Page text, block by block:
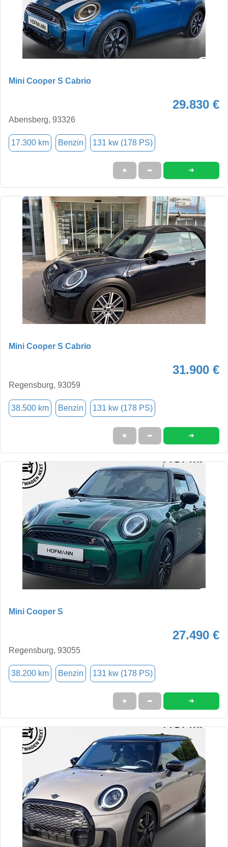
Mini Cooper S Cabrio
29.830 €
Abensberg, 93326
17.300 km Benzin 131 kw (178 PS)
★ ➦ ➜
Mini Cooper S Cabrio
31.900 €
Regensburg, 93059
38.500 km Benzin 131 kw (178 PS)
★ ➦ ➜
Mini Cooper S
27.490 €
Regensburg, 93055
38.200 km Benzin 131 kw (178 PS)
★ ➦ ➜